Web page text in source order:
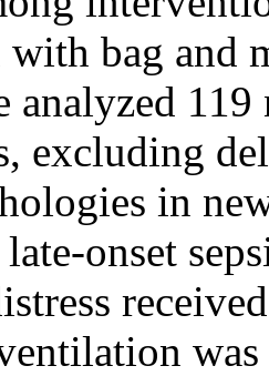
bag and
analyzed
excluding
in
onset